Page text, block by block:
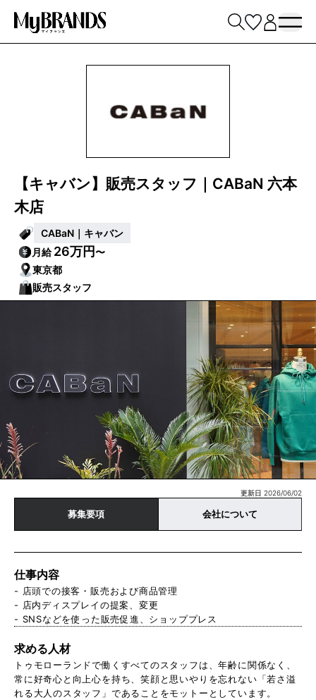
【キャバン】販売スタッフ｜CABaN 六本
木店
CABaN｜キャバン
月給26万円〜
東京都
販売スタッフ
更新日 2026/06/02
募集要項 会社について
仕事内容
- 店頭での接客・販売および商品管理
- 店内ディスプレイの提案、変更
- SNSなどを使った販売促進、ショッププレス
求める人材
トゥモローランドで働くすべてのスタッフは、年齢に関係なく、
常に好奇心と向上心を持ち、笑顔と思いやりを忘れない「若さ溢
れる大人のスタッフ」であることをモットーとしています。